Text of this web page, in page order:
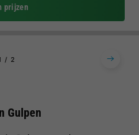
prijzen
2
Gulpen